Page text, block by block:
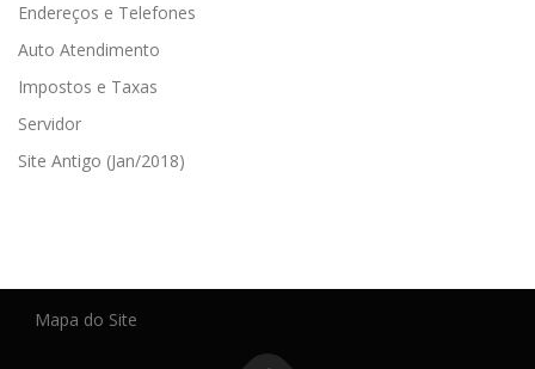
Endereços e Telefones
Auto Atendimento
Impostos e Taxas
Servidor
Site Antigo (Jan/2018)
Mapa do Site